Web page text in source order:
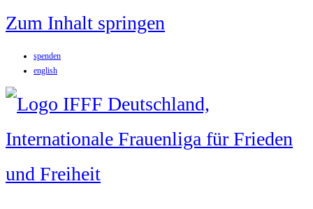
Zum Inhalt springen
spenden
english